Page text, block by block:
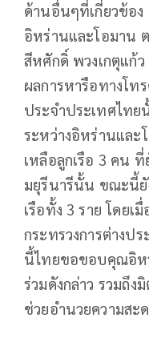
ด้านอื่นๆที่เกี่ยวข้อ
อิหร่านและโอมาน
สีหศักดิ์ พวงเกตุแก้ว
ผลการหารือทางโ
ประจำประเทศไทย
ระหว่างอิหร่านและ
เหลือลูกเรือ 3 คน
มยุรีนารีนั้น ขณะนี้ยั
เรือทั้ง 3 ราย โดย
กระทรวงการต่างป
นี้ไทยขอขอบคุณอิห
ร่วมดังกล่าว รวมถึง
ช่วยอำนวยความสะ